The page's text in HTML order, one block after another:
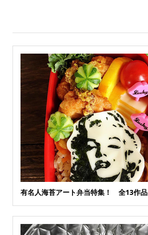
有名人海苔アート弁当特集！ 全13作品